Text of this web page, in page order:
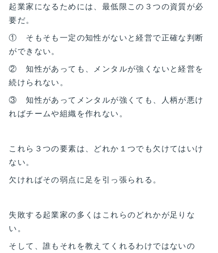
起業家になるためには、最低限この３つの資質が必
要だ。
① そもそも一定の知性がないと経営で正確な判断
ができない。
② 知性があっても、メンタルが強くないと経営を
続けられない。
③ 知性があってメンタルが強くても、人柄が悪け
ればチームや組織を作れない。
これら３つの要素は、どれか１つでも欠けてはいけ
ない。
欠ければその弱点に足を引っ張られる。
失敗する起業家の多くはこれらのどれかが足りな
い。
そして、誰もそれを教えてくれるわけではないの